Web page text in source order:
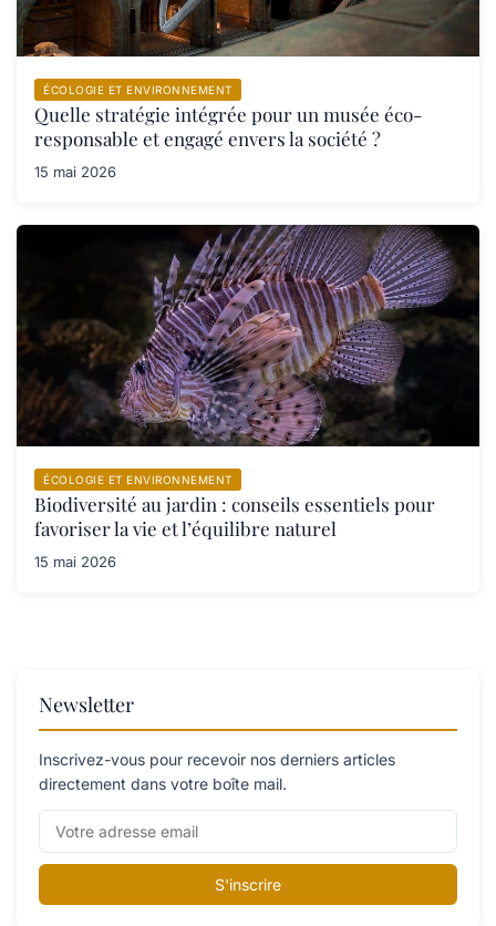
ÉCOLOGIE ET ENVIRONNEMENT
Quelle stratégie intégrée pour un musée éco-
responsable et engagé envers la société ?
15 mai 2026
ÉCOLOGIE ET ENVIRONNEMENT
Biodiversité au jardin : conseils essentiels pour
favoriser la vie et l’équilibre naturel
15 mai 2026
Newsletter
Inscrivez-vous pour recevoir nos derniers articles
directement dans votre boîte mail.
S'inscrire